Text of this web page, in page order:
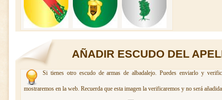
AÑADIR ESCUDO DEL
Si tienes otro escudo de armas de albadalejo. Puedes enviarlo y
mostraremos en la web. Recuerda que esta imagen la verificaremos y no será